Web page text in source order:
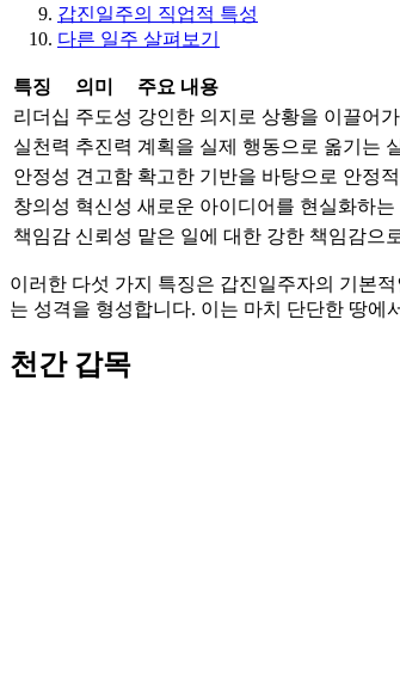
갑진일주의 직업적 특성
다른 일주 살펴보기
특징 의미
주요 내용
리더십 주도성 강인한 의지로 상황을 이끌어
실천력 추진력 계획을 실제 행동으로 옮기는
안정성 견고함 확고한 기반을 바탕으로 안정
창의성 혁신성 새로운 아이디어를 현실화하
책임감 신뢰성 맡은 일에 대한 강한 책임감으
이러한 다섯 가지 특징은 갑진일주자의 기본
는 성격을 형성합니다. 이는 마치 단단한 땅에
천간 갑목